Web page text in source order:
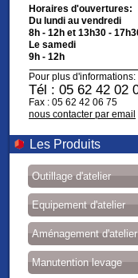
Horaires d'ouvertures:
Du lundi au vendredi
8h - 12h et 13h30 -
Le samedi
9h - 12h
Pour plus d'informations:
Tél : 05 62 42 02
Fax : 05 62 42 06 75
nous contacter par email
Les Produits
Outillage d'atelier
Equipement d'atelier
Aménagement d'atelier
Manutention levage